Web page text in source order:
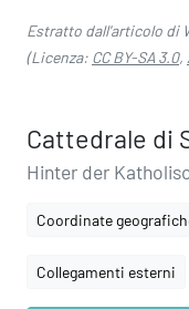
Estratto dall'articolo di
(Licenza: CC BY-SA 3.0,
Cattedrale di
Hinter der
Coordinate
Collegamenti esterni